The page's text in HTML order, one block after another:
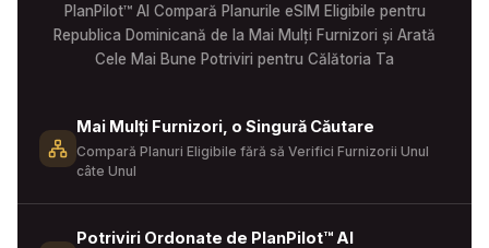
PlanPilot™ AI Compară Planurile eSIM Eligibile pentru
Republica Dominicană de la Mai Mulți Furnizori și Arată
Cele Mai Bune Potriviri pentru Călătoria Ta
Mai Mulți Furnizori, o Singură Căutare
Compară Planuri Eligibile fără să Verifici Furnizorii Unul
câte Unul
Potriviri Ordonate de PlanPilot™ AI